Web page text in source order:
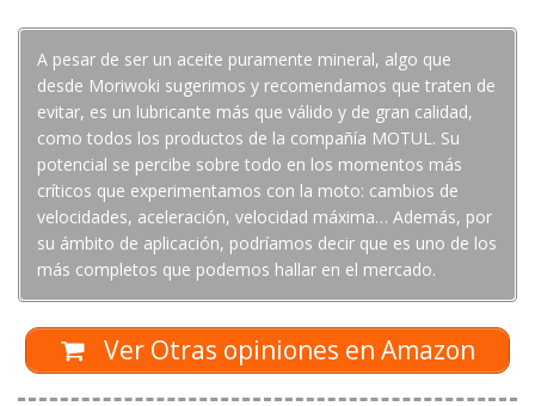
A pesar de ser un aceite puramente mineral, algo que
desde Moriwoki sugerimos y recomendamos que traten de
evitar, es un lubricante más que válido y de gran calidad,
como todos los productos de la compañía MOTUL. Su
potencial se percibe sobre todo en los momentos más
críticos que experimentamos con la moto: cambios de
velocidades, aceleración, velocidad máxima… Además, por
su ámbito de aplicación, podríamos decir que es uno de los
más completos que podemos hallar en el mercado.
Ver Otras opiniones en Amazon